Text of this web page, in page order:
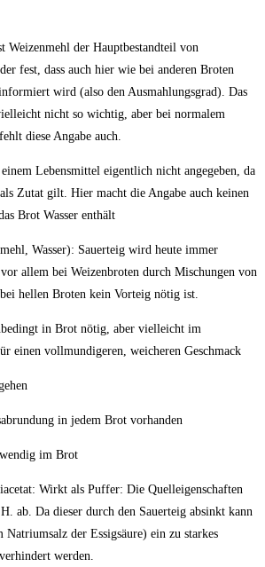
Weizenmehl der Hauptbestandteil von
fest, dass auch hier wie bei anderen Broten
wird (also den Ausmahlungsgrad). Das
nicht so wichtig, aber bei normalem
diese Angabe auch.
einem Lebensmittel eigentlich nicht angegeben, da
Zutat gilt. Hier macht die Angabe auch keinen
Brot Wasser enthält
Wasser): Sauerteig wird heute immer
allem bei Weizenbroten durch Mischungen von
hellen Broten kein Vorteig nötig ist.
in Brot nötig, aber vielleicht im
einen vollmundigeren, weicheren Geschmack
in jedem Brot vorhanden
im Brot
: Wirkt als Puffer: Die Quelleigenschaften
ab. Da dieser durch den Sauerteig absinkt kann
der Essigsäure) ein zu starkes
werden.